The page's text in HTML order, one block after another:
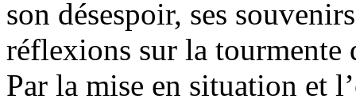
son désespoir, ses
réflexions sur la tourmente
Par la mise en situation et